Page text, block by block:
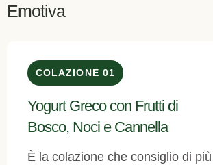
Emotiva
COLAZIONE 01
Yogurt Greco con Frutti di
Bosco, Noci e Cannella
È la colazione che consiglio di più